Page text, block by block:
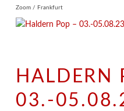
Zoom / Frankfurt
HALDERN
03.-